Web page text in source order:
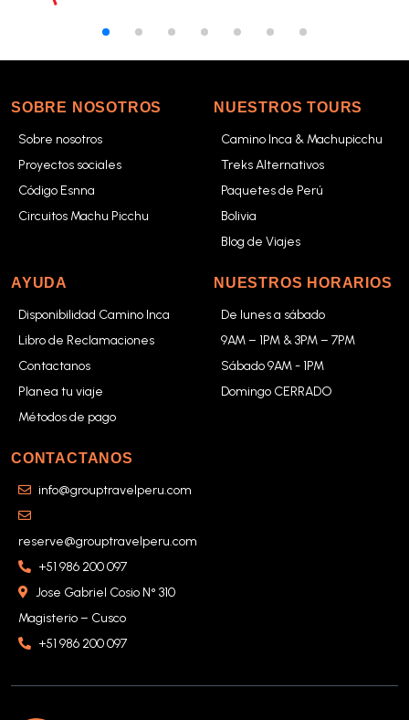
SOBRE NOSOTROS
Sobre nosotros
Proyectos sociales
Código Esnna
Circuitos Machu Picchu
NUESTROS TOURS
Camino Inca & Machupicchu
Treks Alternativos
Paquetes de Perú
Bolivia
Blog de Viajes
AYUDA
Disponibilidad Camino Inca
Libro de Reclamaciones
Contactanos
Planea tu viaje
Métodos de pago
NUESTROS HORARIOS
De lunes a sábado
9AM – 1PM & 3PM – 7PM
Sábado 9AM - 1PM
Domingo CERRADO
CONTACTANOS
info@grouptravelperu.com
reserve@grouptravelperu.com
+51 986 200 097
Jose Gabriel Cosio N° 310
Magisterio – Cusco
+51 986 200 097